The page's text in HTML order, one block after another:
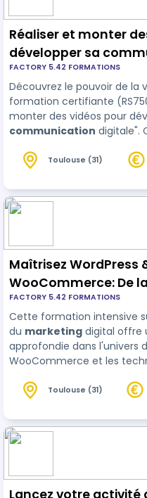
Réaliser et monter
développer sa
digitale avec CapCut
FACTORY 5.42 FORMATIONS
Découvrez le pouvoir de la
formation certifiante
monter des vidéos pour
communication digitale".
nécessaires pour produire
combinant théorie et
des professionnels
Toulouse (31)
Maîtrisez WordPress
WooCommerce: De
Réussite en Ligne"
FACTORY 5.42 FORMATIONS
Cette formation intensive
du marketing digital offre
approfondie dans l'univers
WooCommerce et les
ligne. Vous apprendrez à
Toulouse (31)
Lancez votre activité